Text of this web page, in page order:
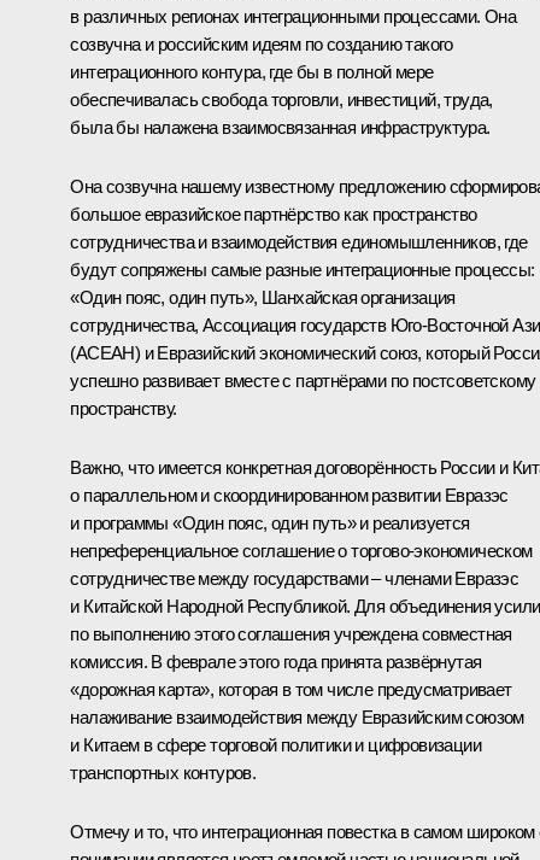
в различных регионах интеграционными процессами. Она
созвучна и российским идеям по созданию такого
интеграционного контура, где бы в полной мере
обеспечивалась свобода торговли, инвестиций, труда,
была бы налажена взаимосвязанная инфраструктура.
Она созвучна нашему известному предложению
большое евразийское партнёрство как пространство
сотрудничества и взаимодействия единомышленников, где
будут сопряжены самые разные интеграционные процессы:
«Один пояс, один путь», Шанхайская организация
сотрудничества, Ассоциация государств Юго-Восточной
(АСЕАН) и Евразийский экономический союз, который
успешно развивает вместе с партнёрами по постсоветскому
пространству.
Важно, что имеется конкретная договорённость России и
о параллельном и скоординированном развитии Евразэс
и программы «Один пояс, один путь» и реализуется
непреференциальное соглашение о торгово-экономическом
сотрудничестве между государствами – членами Евразэс
и Китайской Народной Республикой. Для объединения
по выполнению этого соглашения учреждена совместная
комиссия. В феврале этого года принята развёрнутая
«дорожная карта», которая в том числе предусматривает
налаживание взаимодействия между Евразийским союзом
и Китаем в сфере торговой политики и цифровизации
транспортных контуров.
Отмечу и то, что интеграционная повестка в самом широком